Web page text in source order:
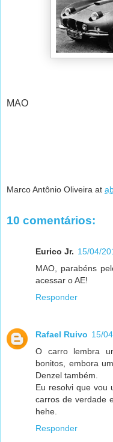
MAO
Marco Antônio Oliveira at
10 comentários:
Eurico Jr. 15/04/
MAO, parabéns
acessar o AE!
Responder
Rafael Ruivo 15/
O carro lembra
bonitos, embora
Denzel também.
Eu resolvi que vou
carros de verdade
hehe.
Responder